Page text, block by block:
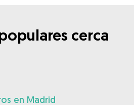
cerca
en Madrid